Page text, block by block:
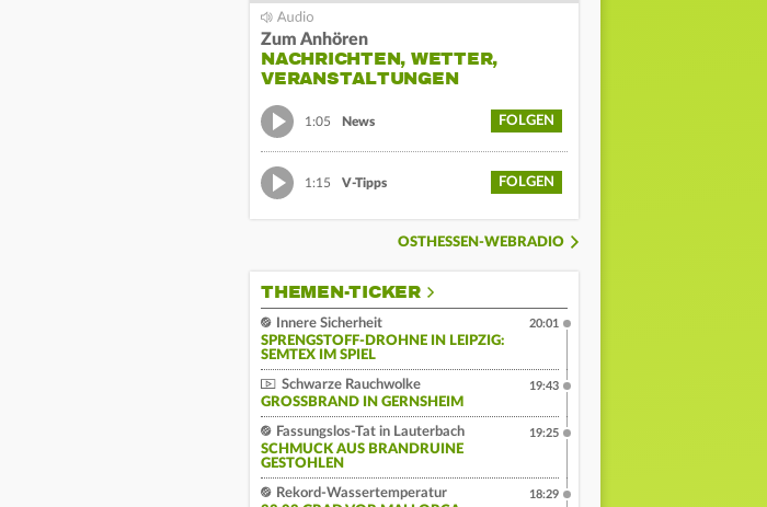
Zum Anhören
NACHRICHTEN, WETTER,
VERANSTALTUNGEN
1:05 News FOLGEN
1:15 V-Tipps FOLGEN
OSTHESSEN-WEBRADIO
THEMEN-TICKER
Innere Sicherheit
SPRENGSTOFF-DROHNE IN LEIPZIG:
SEMTEX IM SPIEL
20:01
Schwarze Rauchwolke
GROSSBRAND IN GERNSHEIM
19:43
Fassungslos-Tat in Lauterbach
SCHMUCK AUS BRANDRUINE
GESTOHLEN
19:25
Rekord-Wassertemperatur
18:29